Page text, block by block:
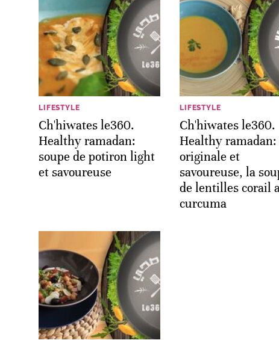
LIFESTYLE
Ch'hiwates le360.
Healthy ramadan:
soupe de potiron light
et savoureuse
LIFESTYLE
Ch'hiwates le360.
Healthy ramadan:
originale et
savoureuse, la
de lentilles corail
curcuma